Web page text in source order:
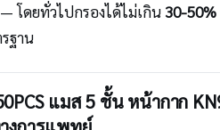
โดยทั่วไปกรองได้ไม่เกิน 30-50%
ฐาน
แมส 5 ชั้น หน้ากาก